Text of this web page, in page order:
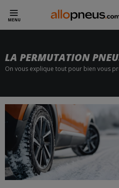
MENU
LA PERMUTATION
On vous explique tout pour bien vous